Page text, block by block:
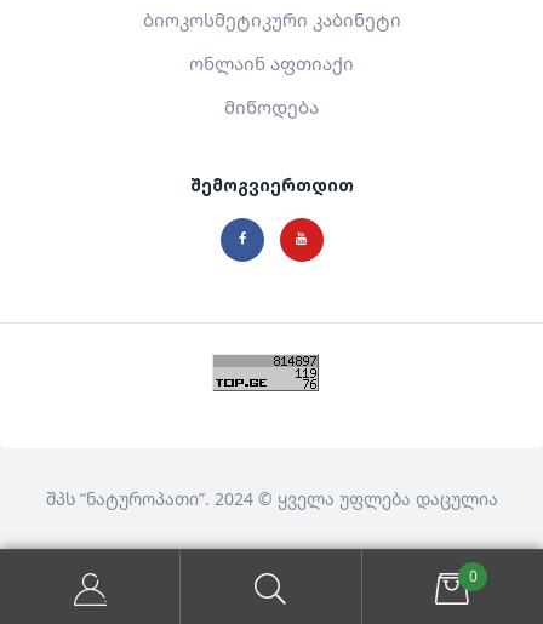
ბიოკოსმეტიკური კაბინეტი
ონლაინ აფთიაქი
მიწოდება
შემოგვიერთდით
შპს “ნატუროპათი”. 2024 © ყველა უფლება დაცულია
0